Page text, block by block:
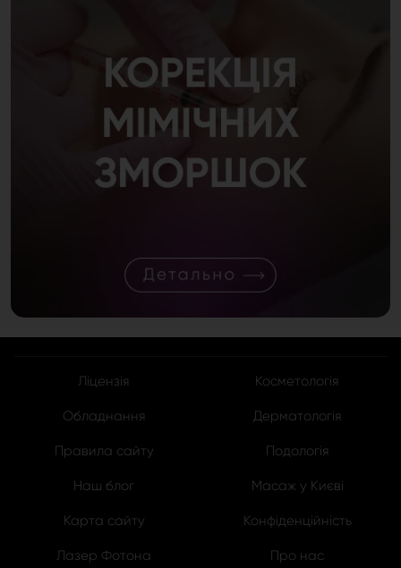
Ліцензія
Обладнання
Правила сайту
Наш блог
Карта сайту
Лазер Фотона
Косметологія
Дерматологія
Подологія
Масаж у Києві
Конфіденційність
Про нас